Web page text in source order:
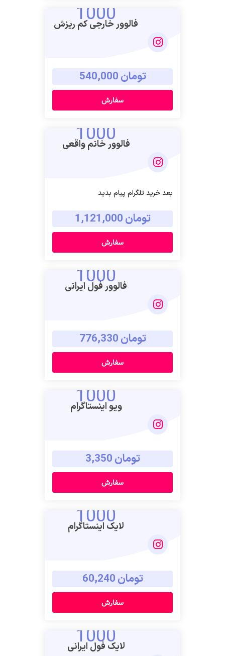
1000
فالوور خارجی کم ریزش
تومان 540,000
سفارش
1000
فالوور خانم واقعی
بعد خرید تلگرام پیام بدید
تومان 1,121,000
سفارش
1000
فالوور فول ایرانی
تومان 776,330
سفارش
1000
ویو اینستاگرام
تومان 3,350
سفارش
1000
لایک اینستاگرام
تومان 60,240
سفارش
1000
لایک فول ایرانی